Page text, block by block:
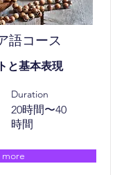
語コース
と基本表現
Duration
20時間〜40
時間
more